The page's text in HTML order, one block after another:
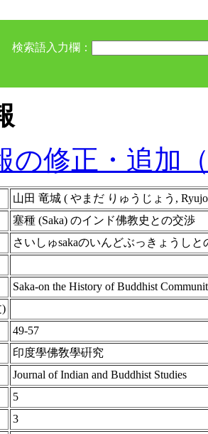
検索語入力欄：
の修正・追加
山田 竜城 ( やまだ りゅうじょう, Ryujo
塞種 (Saka) のインド佛教史との交渉
さいしゅsakaのいんどぶっきょうしと
Saka-on the History of Buddhist
)
49-57
印度學佛敎學硏究
Journal of Indian and Buddhist Studies
5
3